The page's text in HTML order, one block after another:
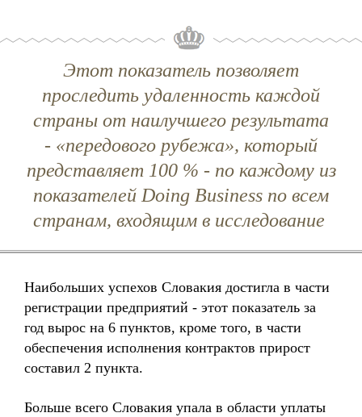
Этот показатель позволяет
проследить удаленность каждой
страны от наилучшего результата
- «передового рубежа», который
представляет 100 % - по каждому из
показателей Doing Business по всем
странам, входящим в исследование
Наибольших успехов Словакия достигла в части
регистрации предприятий - этот показатель за
год вырос на 6 пунктов, кроме того, в части
обеспечения исполнения контрактов прирост
составил 2 пункта.
Больше всего Словакия упала в области уплаты